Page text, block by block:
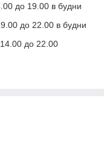
до 19.00 в будни
до 22.00 в будни
до 22.00